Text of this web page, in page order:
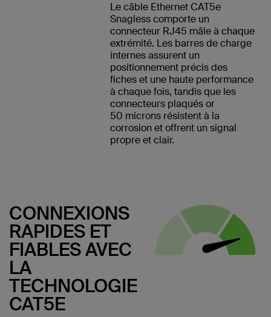
Le câble Ethernet CAT5e
Snagless comporte un
connecteur RJ45 mâle à chaque
extrémité. Les barres de charge
internes assurent un
positionnement précis des
fiches et une haute performance
à chaque fois, tandis que les
connecteurs plaqués or
50 microns résistent à la
corrosion et offrent un signal
propre et clair.
CONNEXIONS
RAPIDES ET
FIABLES AVEC
LA
TECHNOLOGIE
CAT5E